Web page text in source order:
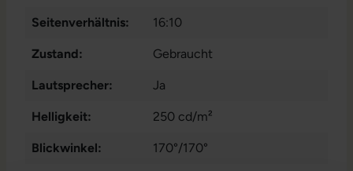
Seitenverhältnis: 16:10
Zustand: Gebraucht
Lautsprecher: Ja
Helligkeit: 250 cd/m²
Blickwinkel: 170°/170°